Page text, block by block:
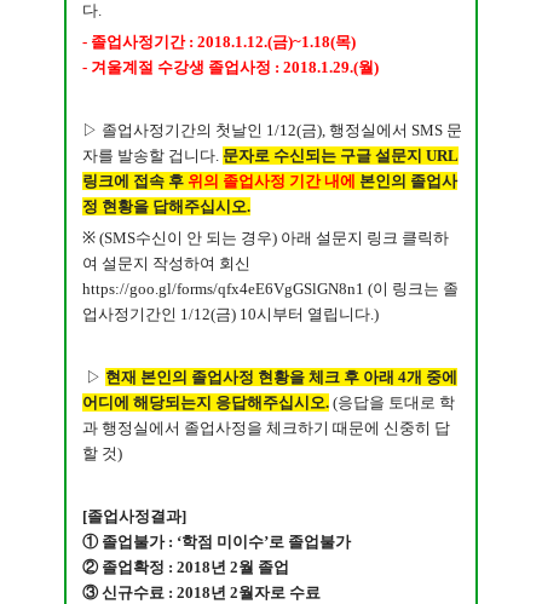
다.
- 졸업사정기간 : 2018.1.12.(금)~1.18(목)
- 겨울계절 수강생 졸업사정 : 2018.1.29.(월)
▷ 졸업사정기간의 첫날인 1/12(금), 행정실에서 SMS 문
자를 발송할 겁니다. 문자로 수신되는 구글 설문지 URL
링크에 접속 후 위의 졸업사정 기간 내에 본인의 졸업사
정 현황을 답해주십시오.
※ (SMS수신이 안 되는 경우) 아래 설문지 링크 클릭하
여 설문지 작성하여 회신
https://goo.gl/forms/qfx4eE6VgGSlGN8n1 (이 링크는 졸
업사정기간인 1/12(금) 10시부터 열립니다.)
​ ▷ 현재 본인의 졸업사정 현황을 체크 후 아래 4개 중에
어디에 해당되는지 응답해주십시오. (응답을 토대로 학
과 행정실에서 졸업사정을 체크하기 때문에 신중히 답
할 것)
[졸업사정결과]
① 졸업불가 : ‘학점 미이수’로 졸업불가
② 졸업확정 : 2018년 2월 졸업
③ 신규수료 : 2018년 2월자로 수료